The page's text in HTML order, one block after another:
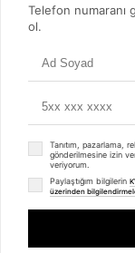
©
- Tüm Hakları
Telefon numaranı
ol.
Tanıtım, pazarlama,
gönderilmesine izin
veriyorum.
Paylaştığım bilgilerin
üzerinden